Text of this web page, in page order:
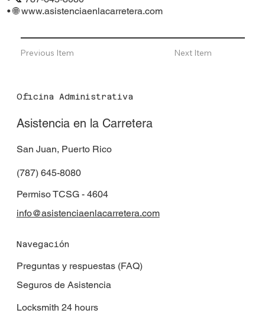
• 🌐www.asistenciaenlacarretera.com
Previous Item Next Item
Oficina Administrativa
Asistencia en la Carretera
Permiso TCSG - 4604
San Juan, Puerto Rico
(787) 645-8080
info@asistenciaenlacarretera.com
Navegación
Preguntas y respuestas (FAQ)
Seguros de Asistencia
Locksmith 24 hours